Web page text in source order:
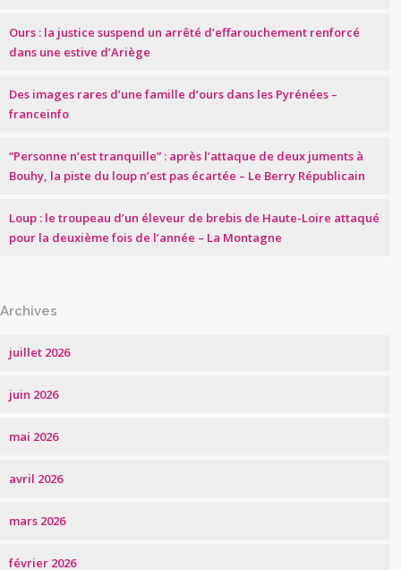
Ours : la justice suspend un arrêté d’effarouchement renforcé
dans une estive d’Ariège
Des images rares d’une famille d’ours dans les Pyrénées –
franceinfo
“Personne n’est tranquille” : après l’attaque de deux juments à
Bouhy, la piste du loup n’est pas écartée – Le Berry Républicain
Loup : le troupeau d’un éleveur de brebis de Haute-Loire attaqué
pour la deuxième fois de l’année – La Montagne
Archives
juillet 2026
juin 2026
mai 2026
avril 2026
mars 2026
février 2026